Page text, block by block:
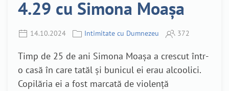
4.29 cu Simona Moașa
14.10.2024 Intimitate cu Dumnezeu 372
Timp de 25 de ani Simona Moașa a crescut într-
o casă în care tatăl și bunicul ei erau alcoolici.
Copilăria ei a fost marcată de violență